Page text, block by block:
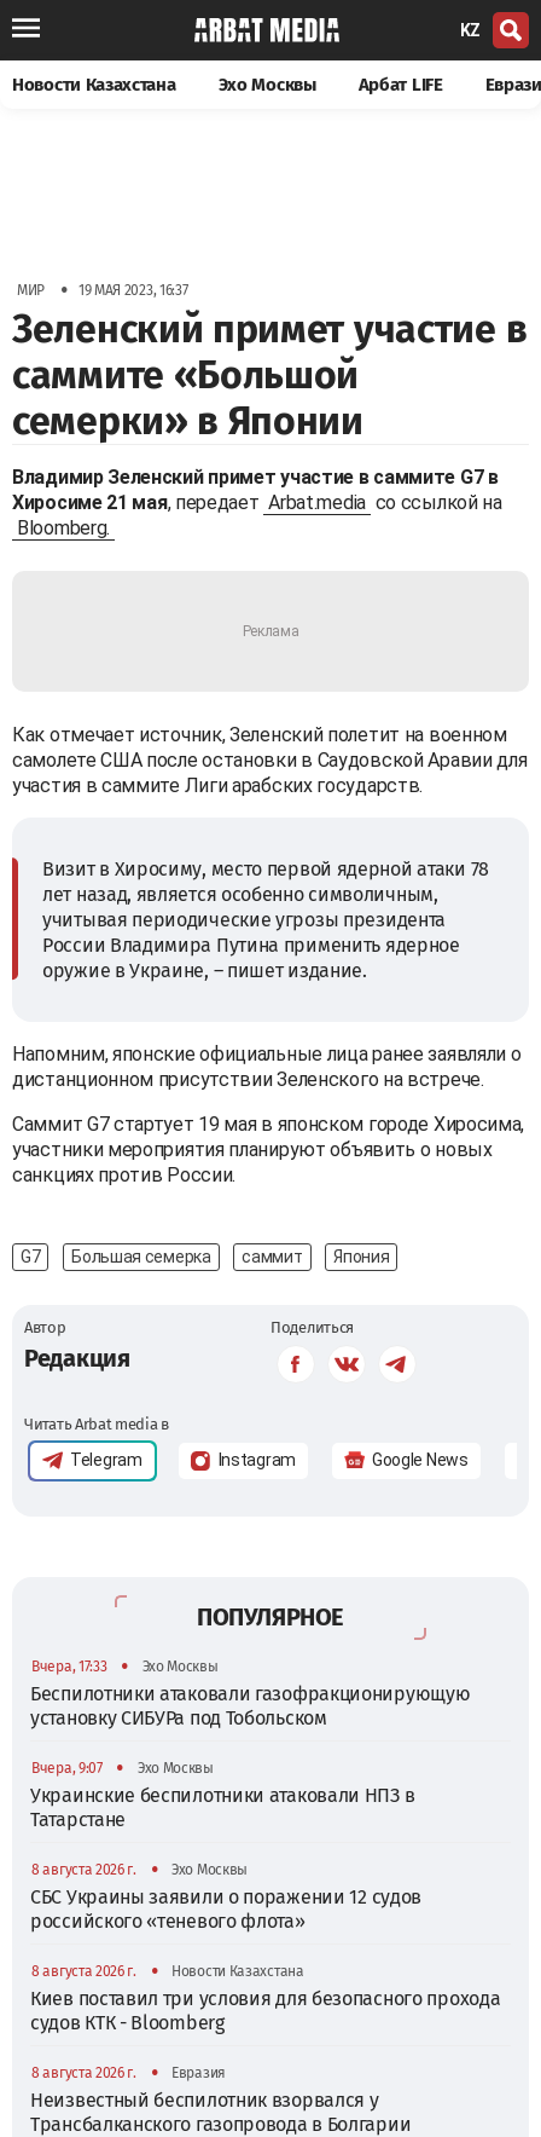
KZ
Новости Казахстана Эхо Москвы Арбат LIFE
МИР • 19 МАЯ 2023, 16:37
Зеленский примет участие в
саммите «Большой
семерки» в Японии
Владимир Зеленский примет участие в саммите G7 в
Хиросиме 21 мая, передает Arbat.media со ссылкой на
Bloomberg.
Как отмечает источник, Зеленский полетит на военном
самолете США после остановки в Саудовской Аравии для
участия в саммите Лиги арабских государств.
Визит в Хиросиму, место первой ядерной атаки 78
лет назад, является особенно символичным,
учитывая периодические угрозы президента
России Владимира Путина применить ядерное
оружие в Украине, – пишет издание.
Напомним, японские официальные лица ранее заявляли о
дистанционном присутствии Зеленского на встрече.
Саммит G7 стартует 19 мая в японском городе Хиросима,
участники мероприятия планируют объявить о новых
санкциях против России.
G7 Большая семерка саммит Япония
Автор
Редакция
Поделиться
Читать Arbat media в
Telegram Instagram Google News
ПОПУЛЯРНОЕ
Вчера, 17:33 • Эхо Москвы
Беспилотники атаковали газофракционирующую
установку СИБУРа под Тобольском
Вчера, 9:07 • Эхо Москвы
Украинские беспилотники атаковали НПЗ в
Татарстане
8 августа 2026 г. • Эхо Москвы
СБС Украины заявили о поражении 12 судов
российского «теневого флота»
8 августа 2026 г. • Новости Казахстана
Киев поставил три условия для безопасного прохода
судов КТК - Bloomberg
8 августа 2026 г. • Евразия
Неизвестный беспилотник взорвался у
Трансбалканского газопровода в Болгарии